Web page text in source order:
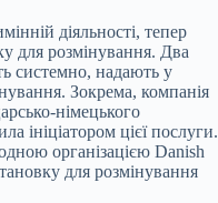
діяльності, тепер
для розмінування. Два
системно, надають у
Зокрема, компанія
німецького
ініціатором цієї послуги.
організацією Danish
для розмінування